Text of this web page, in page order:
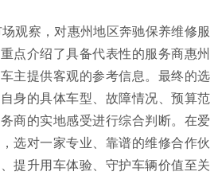
观察，对惠州地区奔驰保养维修服
点介绍了具备代表性的服务商惠州
主提供客观的参考信息。最终的选
身的具体车型、故障情况、预算范
商的实地感受进行综合判断。在爱
选对一家专业、靠谱的维修合作伙
提升用车体验、守护车辆价值至关